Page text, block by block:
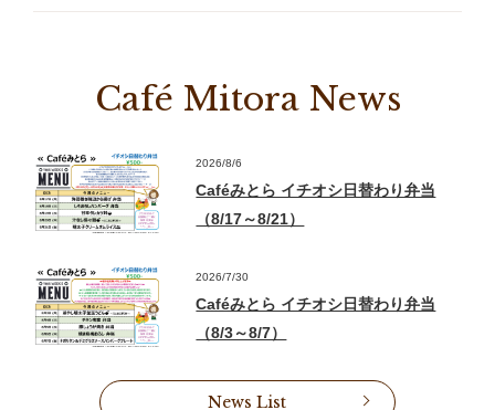
Café Mitora News
2026/8/6
Caféみとら イチオシ日替わり弁当
（8/17～8/21）
2026/7/30
Caféみとら イチオシ日替わり弁当
（8/3～8/7）
News List